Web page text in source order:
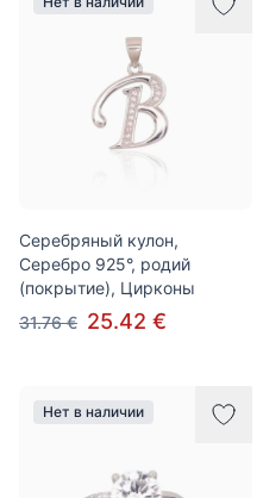
Серебряный кулон,
Серебро 925°, родий
(покрытие), Цирконы
31.76 € 25.42 €
Нет в наличии